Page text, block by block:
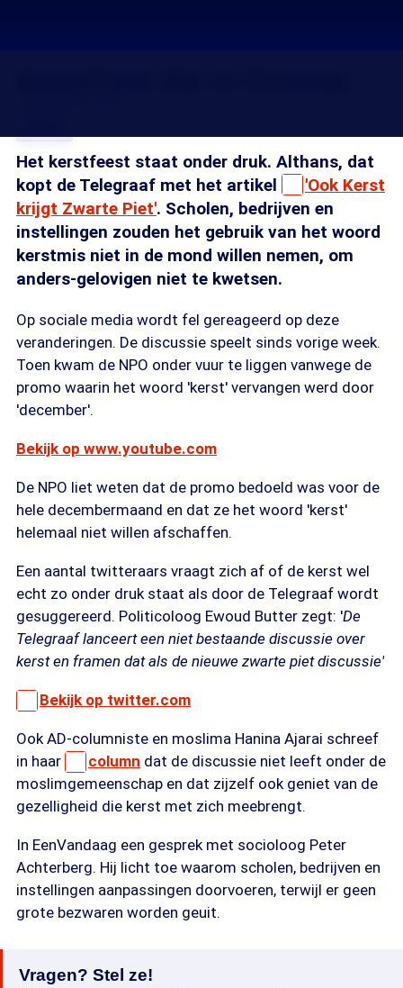
Het kerstfeest staat onder druk. Althans, dat
kopt de Telegraaf met het artikel
'Ook Kerst
krijgt Zwarte Piet'. Scholen, bedrijven en
instellingen zouden het gebruik van het woord
kerstmis niet in de mond willen nemen, om
anders-gelovigen niet te kwetsen.
Op sociale media wordt fel gereageerd op deze
veranderingen. De discussie speelt sinds vorige week.
Toen kwam de NPO onder vuur te liggen vanwege de
promo waarin het woord 'kerst' vervangen werd door
'december'.
Bekijk op www.youtube.com
De NPO liet weten dat de promo bedoeld was voor de
hele decembermaand en dat ze het woord 'kerst'
helemaal niet willen afschaffen.
Een aantal twitteraars vraagt zich af of de kerst wel
echt zo onder druk staat als door de Telegraaf wordt
gesuggereerd. Politicoloog Ewoud Butter zegt: 'De
Telegraaf lanceert een niet bestaande discussie over
kerst en framen dat als de nieuwe zwarte piet discussie'
Bekijk op twitter.com
Ook AD-columniste en moslima Hanina Ajarai schreef
in haar
column dat de discussie niet leeft onder de
moslimgemeenschap en dat zijzelf ook geniet van de
gezelligheid die kerst met zich meebrengt.
In EenVandaag een gesprek met socioloog Peter
Achterberg. Hij licht toe waarom scholen, bedrijven en
instellingen aanpassingen doorvoeren, terwijl er geen
grote bezwaren worden geuit.
Vragen? Stel ze!